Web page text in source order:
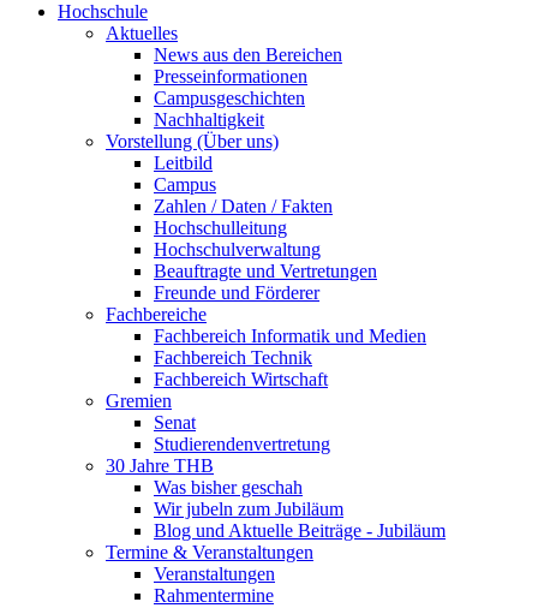
Hochschule
Aktuelles
News aus den Bereichen
Presseinformationen
Campusgeschichten
Nachhaltigkeit
Vorstellung (Über uns)
Leitbild
Campus
Zahlen / Daten / Fakten
Hochschulleitung
Hochschulverwaltung
Beauftragte und Vertretungen
Freunde und Förderer
Fachbereiche
Fachbereich Informatik und Medien
Fachbereich Technik
Fachbereich Wirtschaft
Gremien
Senat
Studierendenvertretung
30 Jahre THB
Was bisher geschah
Wir jubeln zum Jubiläum
Blog und Aktuelle Beiträge - Jubiläum
Termine & Veranstaltungen
Veranstaltungen
Rahmentermine